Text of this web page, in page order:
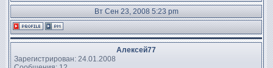
Вт Сен 23, 2008 5:23 pm
Алексей77
Зарегистрирован: 24.01.2008